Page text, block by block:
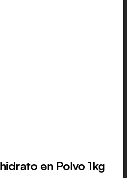
en Polvo 1kg